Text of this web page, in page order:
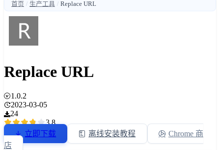
首页 / 生产工具 / Replace URL
Replace URL
1.0.2
2023-03-05
24
3.8
立即下载
离线安装教程
Chrome 商
店